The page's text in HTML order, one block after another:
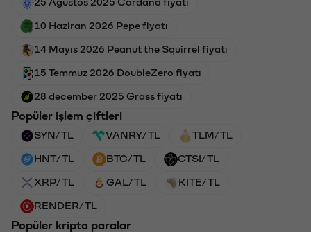
25 Ağustos 2025 Cardano fiyatı
10 Haziran 2026 Pepe fiyatı
14 Mayıs 2026 Peanut the Squirrel fiyatı
15 Temmuz 2026 DoubleZero fiyatı
28 december 2025 Grass fiyatı
Popüler işlem çiftleri
SYN/TL VANRY/TL TLM/TL
HNT/TL BTC/TL CTSI/TL
XRP/TL GAL/TL KITE/TL
RENDER/TL
Popüler kripto paralar